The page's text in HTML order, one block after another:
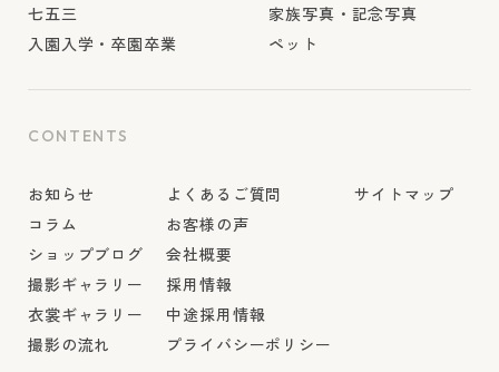
七五三
入園入学・卒園卒業
家族写真・記念写真
ペット
CONTENTS
お知らせ
コラム
ショップブログ
撮影ギャラリー
衣裳ギャラリー
撮影の流れ
よくあるご質問
お客様の声
会社概要
採用情報
中途採用情報
プライバシーポリシー
サイトマップ